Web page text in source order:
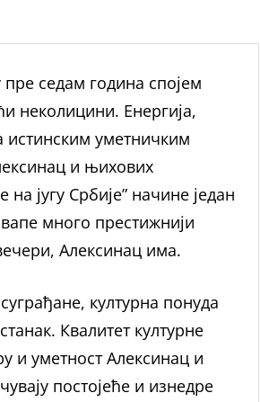
седам година спојем
неколицини. Енергија,
истинским уметничким
и њихових
југу Србије” начине један
много престижнији
Алексинац има.
културна понуда
Квалитет културне
и уметност Алексинац и
постојеће и изнедре